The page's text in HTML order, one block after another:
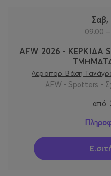
09:00
AFW 2026 - ΚΕΡΚΙΔΑ
Αεροπορ. Βάση
AFW - Spotters -
από